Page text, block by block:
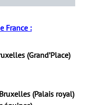
France :
(Grand’Place)
(Palais royal)